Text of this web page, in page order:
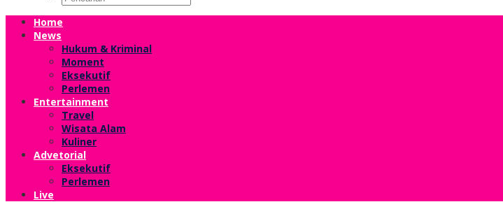
Home
News
Hukum & Kriminal
Moment
Eksekutif
Perlemen
Entertainment
Travel
Wisata Alam
Kuliner
Advetorial
Eksekutif
Perlemen
Live